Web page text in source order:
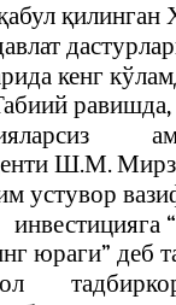
қилинган
кенг
Ш.М.
устувор
инвестицияга
юраги” деб